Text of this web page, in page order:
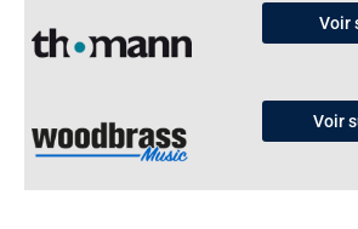
Voir
Voir